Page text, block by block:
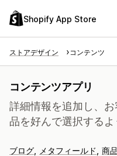
Shopify App Store
ストアデザイン コンテンツ
コンテンツアプリ
詳細情報を追加し、
品を好んで選択するよ
ブログ メタフィールド 商